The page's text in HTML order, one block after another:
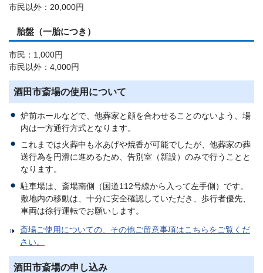
市民以外：20,000円
胎盤（一胎につき）
市民：1,000円
市民以外：4,000円
酒田市斎場の使用について
炉前ホールなどで、他葬家と顔を合わせることのないよう、場
内は一方通行方式となります。
これまでは火葬中も水あげや焼香が可能でしたが、他葬家の葬
送行為を円滑に進めるため、告別室（新設）のみで行うことと
なります。
駐車場は、斎場南側（国道112号線から入って左手側）です。
敷地内の移動は、十分に安全確認していただき、歩行者優先、
車両は徐行運転でお願いします。
斎場ご使用についての、その他ご留意事項はこちらをご覧くだ
さい。
酒田市斎場の申し込み